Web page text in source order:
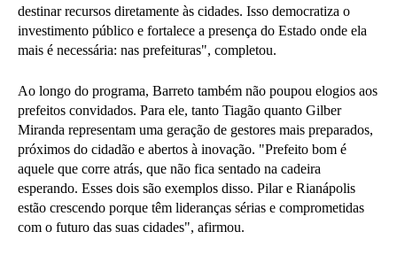
destinar recursos diretamente às cidades. Isso democratiza o
investimento público e fortalece a presença do Estado onde ela
mais é necessária: nas prefeituras", completou.
Ao longo do programa, Barreto também não poupou elogios aos
prefeitos convidados. Para ele, tanto Tiagão quanto Gilber
Miranda representam uma geração de gestores mais preparados,
próximos do cidadão e abertos à inovação. "Prefeito bom é
aquele que corre atrás, que não fica sentado na cadeira
esperando. Esses dois são exemplos disso. Pilar e Rianápolis
estão crescendo porque têm lideranças sérias e comprometidas
com o futuro das suas cidades", afirmou.